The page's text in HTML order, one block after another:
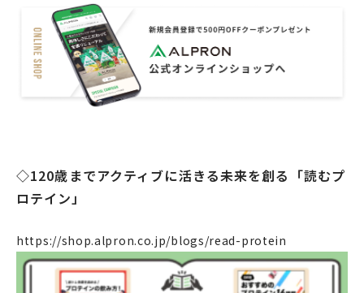
個人のお客様
◇120歳までアクティブに活きる未来を創る「読むプ
ロテイン」
https://shop.alpron.co.jp/blogs/read-protein